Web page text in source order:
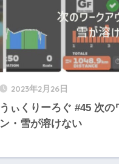
2023年2月26日
うぃくりーろぐ #45 次の
ン・雪が溶けない